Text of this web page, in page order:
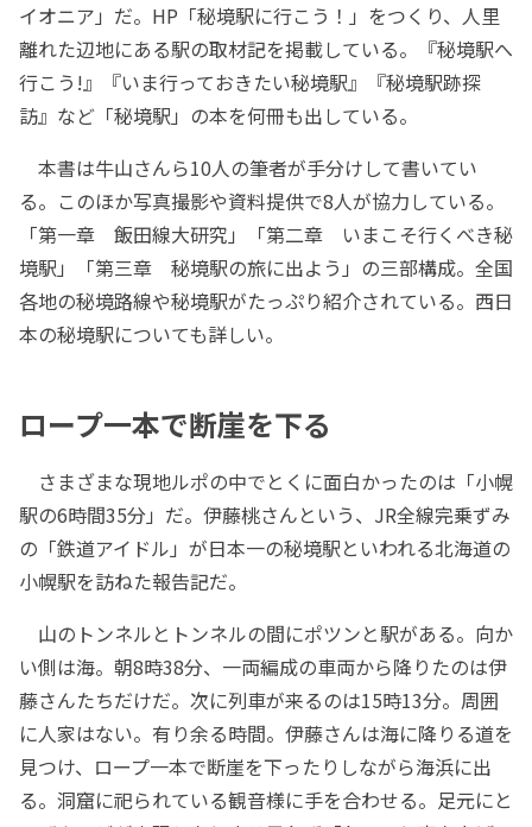
イオニア」だ。HP「秘境駅に行こう！」をつくり、人里
離れた辺地にある駅の取材記を掲載している。『秘境駅へ
行こう!』『いま行っておきたい秘境駅』『秘境駅跡探
訪』など「秘境駅」の本を何冊も出している。
本書は牛山さんら10人の筆者が手分けして書いてい
る。このほか写真撮影や資料提供で8人が協力している。
「第一章 飯田線大研究」「第二章 いまこそ行くべき秘
境駅」「第三章 秘境駅の旅に出よう」の三部構成。全国
各地の秘境路線や秘境駅がたっぷり紹介されている。西日
本の秘境駅についても詳しい。
ロープ一本で断崖を下る
さまざまな現地ルポの中でとくに面白かったのは「小幌
駅の6時間35分」だ。伊藤桃さんという、JR全線完乗ずみ
の「鉄道アイドル」が日本一の秘境駅といわれる北海道の
小幌駅を訪ねた報告記だ。
山のトンネルとトンネルの間にポツンと駅がある。向か
い側は海。朝8時38分、一両編成の車両から降りたのは伊
藤さんたちだけだ。次に列車が来るのは15時13分。周囲
に人家はない。有り余る時間。伊藤さんは海に降りる道を
見つけ、ロープ一本で断崖を下ったりしながら海浜に出
る。洞窟に祀られている観音様に手を合わせる。足元にと